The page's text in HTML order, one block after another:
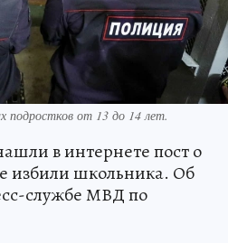
подростков от 13 до 14 лет.
в интернете пост о
избили школьника. Об
службе МВД по